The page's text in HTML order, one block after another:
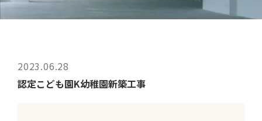
2023.06.28
認定こども園K幼稚園新築⼯事